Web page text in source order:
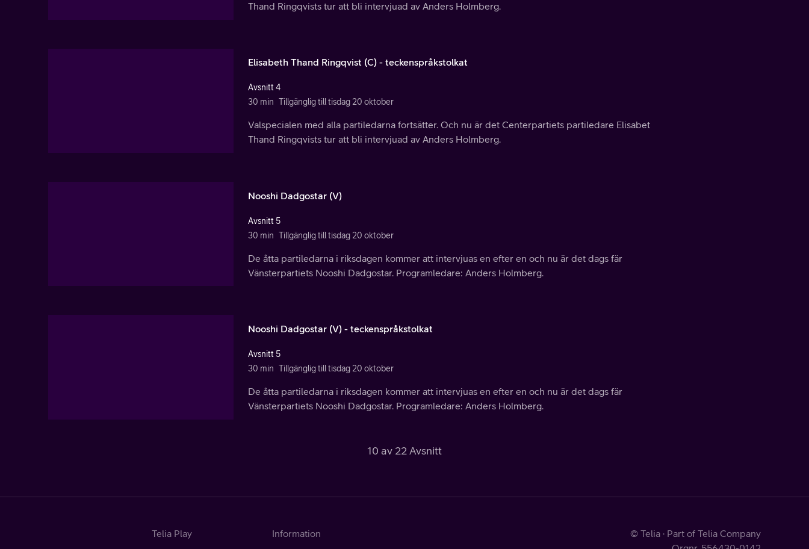
Thand Ringqvists tur att bli intervjuad av Anders Holmberg.
Elisabeth Thand Ringqvist (C) - teckenspråkstolkat
Avsnitt 4
30 min Tillgänglig till tisdag 20 oktober
Valspecialen med alla partiledarna fortsätter. Och nu är det Centerpartiets partiledare Elisabet
Thand Ringqvists tur att bli intervjuad av Anders Holmberg.
Nooshi Dadgostar (V)
Avsnitt 5
30 min Tillgänglig till tisdag 20 oktober
De åtta partiledarna i riksdagen kommer att intervjuas en efter en och nu är det dags fär
Vänsterpartiets Nooshi Dadgostar. Programledare: Anders Holmberg.
Nooshi Dadgostar (V) - teckenspråkstolkat
Avsnitt 5
30 min Tillgänglig till tisdag 20 oktober
De åtta partiledarna i riksdagen kommer att intervjuas en efter en och nu är det dags fär
Vänsterpartiets Nooshi Dadgostar. Programledare: Anders Holmberg.
10 av 22 Avsnitt
Telia Play
Information
© Telia · Part of Telia Company